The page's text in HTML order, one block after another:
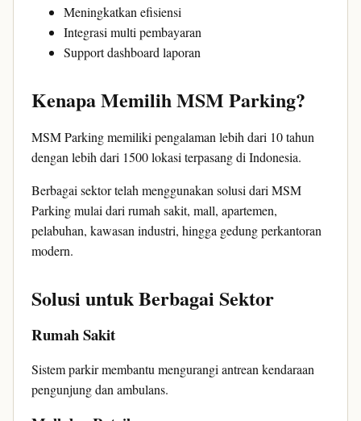
Meningkatkan efisiensi
Integrasi multi pembayaran
Support dashboard laporan
Kenapa Memilih MSM Parking?
MSM Parking memiliki pengalaman lebih dari 10 tahun
dengan lebih dari 1500 lokasi terpasang di Indonesia.
Berbagai sektor telah menggunakan solusi dari MSM
Parking mulai dari rumah sakit, mall, apartemen,
pelabuhan, kawasan industri, hingga gedung perkantoran
modern.
Solusi untuk Berbagai Sektor
Rumah Sakit
Sistem parkir membantu mengurangi antrean kendaraan
pengunjung dan ambulans.